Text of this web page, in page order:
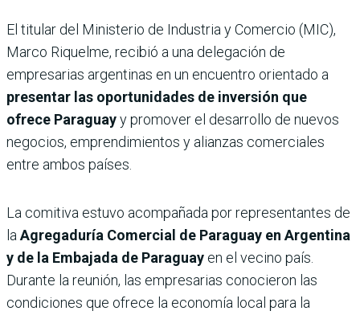
El titular del Ministerio de Industria y Comercio (MIC),
Marco Riquelme, recibió a una delegación de
empresarias argentinas en un encuentro orientado a
presentar las oportunidades de inversión que
ofrece Paraguayy promover el desarrollo de nuevos
negocios, emprendimientos y alianzas comerciales
entre ambos países.
La comitiva estuvo acompañada por representantes de
la Agregaduría Comercial de Paraguay en Argentina
y de la Embajada de Paraguay en el vecino país.
Durante la reunión, las empresarias conocieron las
condiciones que ofrece la economía local para la